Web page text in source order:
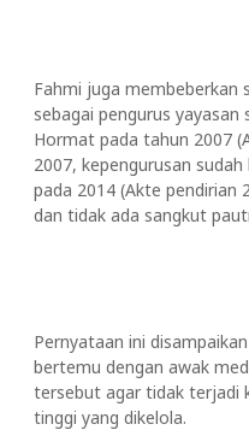
Fahmi juga membeberkan
sebagai pengurus
Hormat pada tahun 2007
2007, kepengurusan
pada 2014 (Akte pendirian
dan tidak ada sangkut
Pernyataan ini
bertemu dengan awak
tersebut agar tidak terjadi
tinggi yang dikelola.